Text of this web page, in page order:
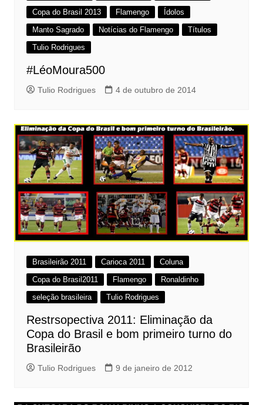
Copa do Brasil 2013
Flamengo
Ídolos
Manto Sagrado
Notícias do Flamengo
Títulos
Tulio Rodrigues
#LéoMoura500
Tulio Rodrigues 4 de outubro de 2014
Brasileirão 2011 Carioca 2011
Coluna
Copa do Brasil2011
Flamengo
Ronaldinho
seleção brasileira
Tulio Rodrigues
Restrsopectiva 2011: Eliminação da
Copa do Brasil e bom primeiro turno do
Brasileirão
Tulio Rodrigues 9 de janeiro de 2012